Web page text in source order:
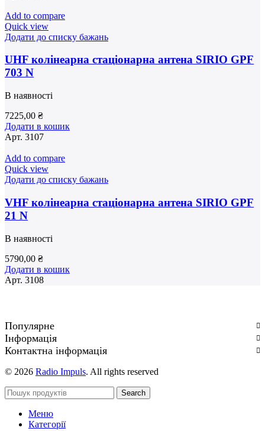
Add to compare
Quick view
Додати до списку бажань
UHF колінеарна стаціонарна антена SIRIO GPF
703 N
В наявності
7225,00 ₴
Додати в кошик
Арт. 3107
Add to compare
Quick view
Додати до списку бажань
VHF колінеарна стаціонарна антена SIRIO GPF
21 N
В наявності
5790,00 ₴
Додати в кошик
Арт. 3108
Популярне
Інформація
Контактна інформація
© 2026 Radio Impuls. All rights reserved
Search
Меню
Категорії